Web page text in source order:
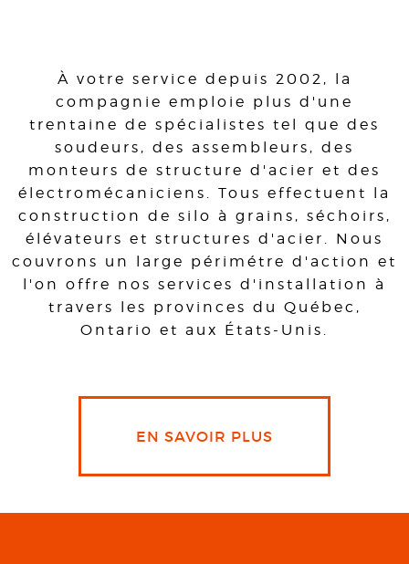
À votre service depuis 2002, la
compagnie emploie plus d'une
trentaine de spécialistes tel que des
soudeurs, des assembleurs, des
monteurs de structure d'acier et des
électromécaniciens. Tous effectuent la
construction de silo à grains, séchoirs,
élévateurs et structures d'acier. Nous
couvrons un large périmétre d'action et
l'on offre nos services d'installation à
travers les provinces du Québec,
Ontario et aux États-Unis.
EN SAVOIR PLUS